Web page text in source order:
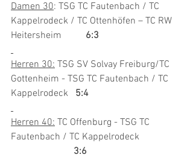
Damen 30: TSG TC Fautenbach / TC
Kappelrodeck / TC Ottenhöfen – TC RW
Heitersheim 6:3
Herren 30: TSG SV Solvay Freiburg/TC
Gottenheim - TSG TC Fautenbach / TC
Kappelrodeck 5:4
Herren 40: TC Offenburg - TSG TC
Fautenbach / TC Kappelrodeck
3:6